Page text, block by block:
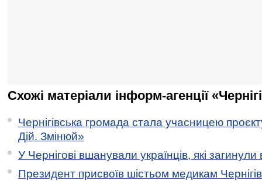
Схожі матеріали інформ-агенції
Чернігівська громада стала учасницею
Дій. Змінюй»
У Чернігові вшанували українців, які загинули
Президент присвоїв шістьом медикам